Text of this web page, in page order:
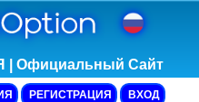
| Официальный Сайт
РЕГИСТРАЦИЯ ВХОД